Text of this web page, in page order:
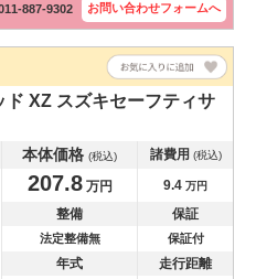
887-9302 お問い合わせフォームへ
ド XZ スズキセーフティサ
本体価格 (税込) 諸費用 (税込)
207.8万円 9.4 万円
整備 保証
法定整備無 保証付
年式 走行距離